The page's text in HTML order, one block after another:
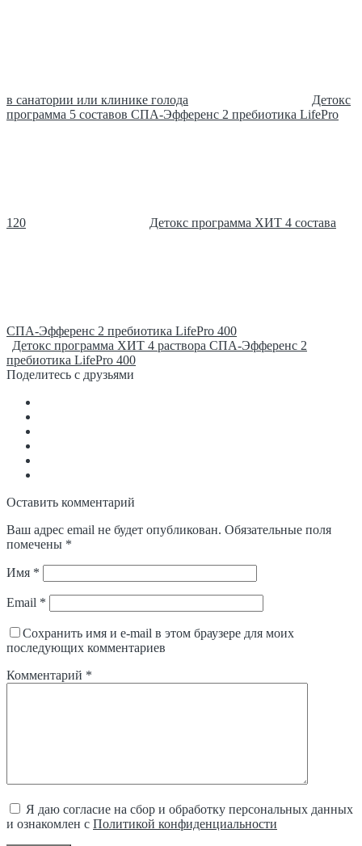
в санатории или клинике голода
Детокс
программа 5 составов СПА-Эфференс 2 пребиотика LifePro
120 Детокс программа ХИТ 4 состава
СПА-Эфференс 2 пребиотика LifePro 400
Детокс программа ХИТ 4 раствора СПА-Эфференс 2
пребиотика LifePro 400
Поделитесь с друзьями
Оставить комментарий
Ваш адрес email не будет опубликован. Обязательные поля
помечены *
Имя *
Email *
Сохранить имя и e-mail в этом браузере для моих
последующих комментариев
Комментарий *
Я даю согласие на сбор и обработку персональных данных
и ознакомлен с Политикой конфиденциальности